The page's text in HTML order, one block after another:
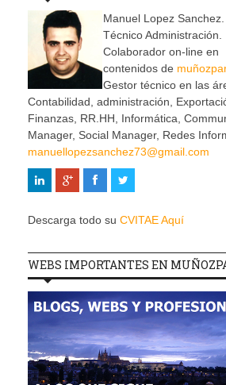
Manuel Lopez Sanchez.
Técnico Administración.
Colaborador on-line en
contenidos de
Gestor técnico en las
Contabilidad, administración,
Finanzas, RR.HH, Informática,
Manager, Social Manager, Redes
manuellopezsanchez73@gmail.com
Descarga todo su CVITAE Aquí
WEBS IMPORTANTES EN